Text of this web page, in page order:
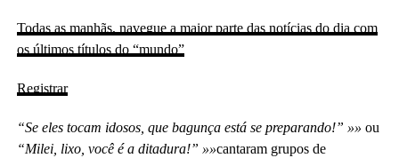
Todas as manhãs, navegue a maior parte das notícias do dia com
os últimos títulos do “mundo”
Registrar
“Se eles tocam idosos, que bagunça está se preparando!” »» ou
“Milei, lixo, você é a ditadura!” »»cantaram grupos de